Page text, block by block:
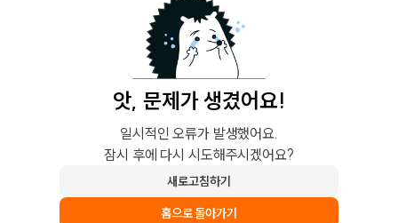
앗, 문제가 생겼어요!
일시적인 오류가 발생했어요.
잠시 후에 다시 시도해주시겠어요?
새로고침하기
홈으로 돌아가기